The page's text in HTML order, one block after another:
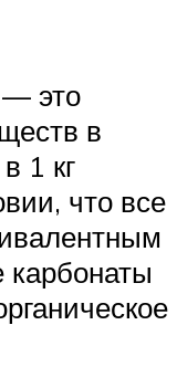
это
в
1 кг
что все
карбонаты